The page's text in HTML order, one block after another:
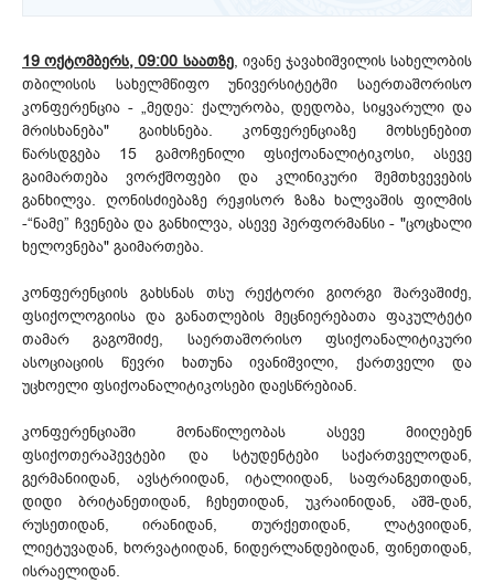
19 ოქტომბერს, 09:00 საათზე, ივანე ჯავახიშვილის სახელობის
თბილისის სახელმწიფო უნივერსიტეტში საერთაშორისო
კონფერენცია - „მედეა: ქალურობა, დედობა, სიყვარული და
მრისხანება" გაიხსნება. კონფერენციაზე მოხსენებით
წარსდგება 15 გამოჩენილი ფსიქოანალიტიკოსი, ასევე
გაიმართება ვორქშოფები და კლინიკური შემთხვევების
განხილვა. ღონისძიებაზე რეჟისორ ზაზა ხალვაშის ფილმის
-“ნამე” ჩვენება და განხილვა, ასევე პერფორმანსი - "ცოცხალი
ხელოვნება" გაიმართება.
კონფერენციის გახსნას თსუ რექტორი გიორგი შარვაშიძე,
ფსიქოლოგიისა და განათლების მეცნიერებათა ფაკულტეტი
თამარ გაგოშიძე, საერთაშორისო ფსიქოანალიტიკური
ასოციაციის წევრი ხათუნა ივანიშვილი, ქართველი და
უცხოელი ფსიქოანალიტიკოსები დაესწრებიან.
კონფერენციაში მონაწილეობას ასევე მიიღებენ
ფსიქოთერაპევტები და სტუდენტები საქართველოდან,
გერმანიიდან, ავსტრიიდან, იტალიიდან, საფრანგეთიდან,
დიდი ბრიტანეთიდან, ჩეხეთიდან, უკრაინიდან, აშშ-დან,
რუსეთიდან, ირანიდან, თურქეთიდან, ლატვიიდან,
ლიეტუვადან, ხორვატიიდან, ნიდერლანდებიდან, ფინეთიდან,
ისრაელიდან.